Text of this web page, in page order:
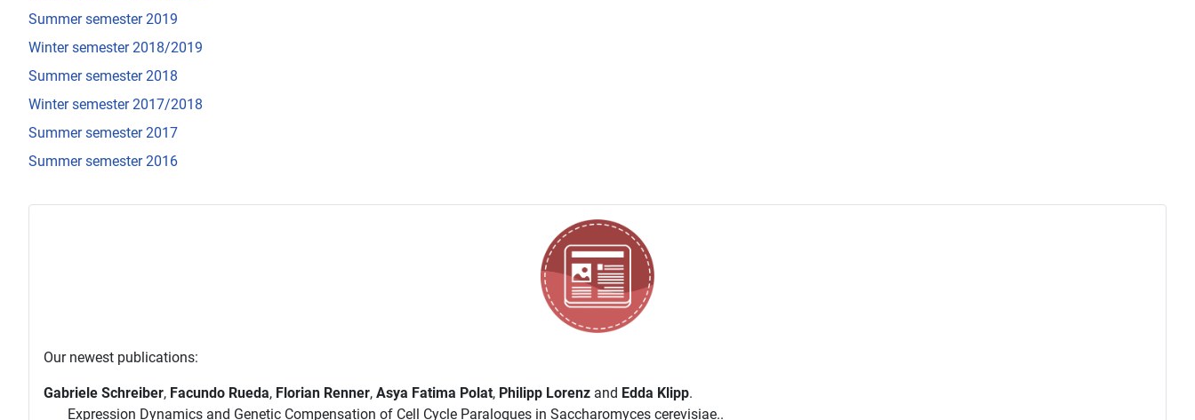
Summer semester 2019
Winter semester 2018/2019
Summer semester 2018
Winter semester 2017/2018
Summer semester 2017
Summer semester 2016
Our newest publications:
Gabriele Schreiber, Facundo Rueda, Florian Renner, Asya Fatima Polat, Philipp Lorenz and Edda Klipp.
Expression Dynamics and Genetic Compensation of Cell Cycle Paralogues in Saccharomyces cerevisiae..